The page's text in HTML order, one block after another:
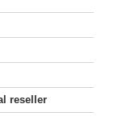
reseller